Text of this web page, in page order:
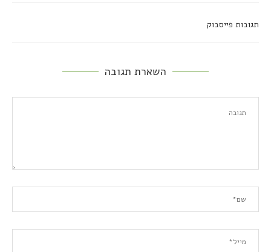
תגובות פייסבוק
השארת תגובה